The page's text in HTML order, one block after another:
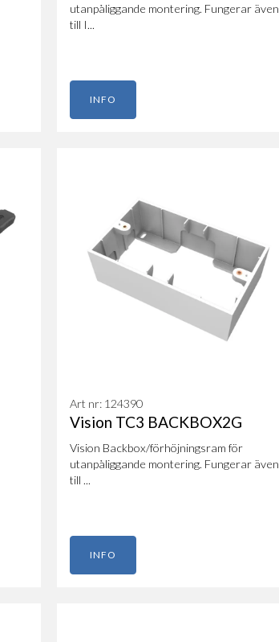
utanpåliggande montering. Fungerar även
till I...
INFO
Art nr: 124390
Vision TC3 BACKBOX2G
Vision ​Backbox/förhöjningsram för
utanpåliggande montering. Fungerar även
till ...
INFO